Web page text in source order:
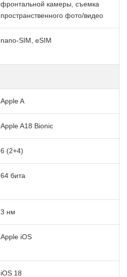
фронтальной камеры, съемка
пространственного фото/видео
nano-SIM, eSIM
Apple A
Apple A18 Bionic
6 (2+4)
64 бита
3 нм
Apple iOS
iOS 18